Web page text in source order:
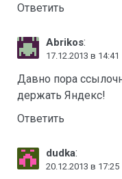
Ответить
Abrikos:
17.12.2013 в 14:41
Давно пора
держать Яндекс!
Ответить
dudka:
20.12.2013 в 17:25